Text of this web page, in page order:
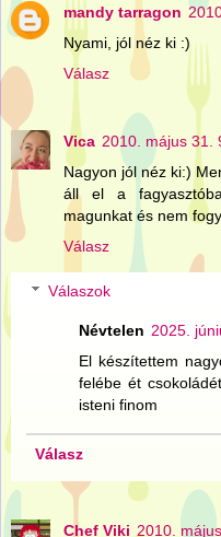
mandy tarragon
Nyami, jól néz ki :)
Válasz
Vica 2010. május 31.
Nagyon jól néz ki:)
áll el a
magunkat és nem
Válasz
Válaszok
Névtelen 2025.
El készítettem
felébe ét
isteni finom
Válasz
Chef Viki 2010.